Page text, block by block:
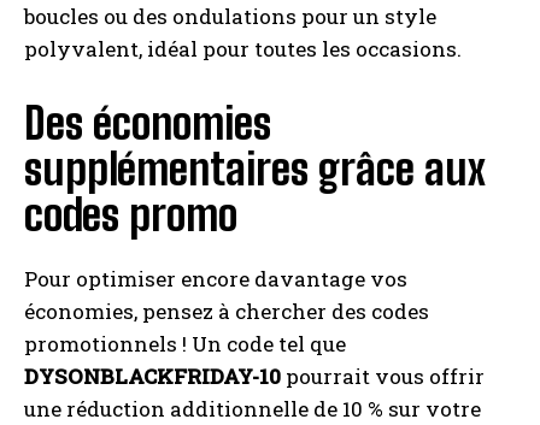
boucles ou des ondulations pour un style
polyvalent, idéal pour toutes les occasions.
Des économies
supplémentaires grâce aux
codes promo
Pour optimiser encore davantage vos
économies, pensez à chercher des codes
promotionnels ! Un code tel que
DYSONBLACKFRIDAY-10 pourrait vous offrir
une réduction additionnelle de 10 % sur votre